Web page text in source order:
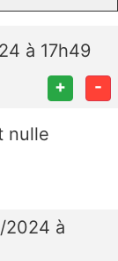
à 17h49
+ -
nulle
2024 à